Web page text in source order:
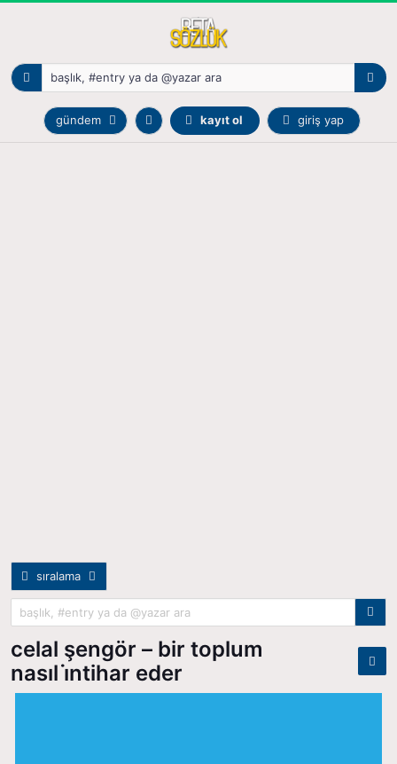
gündem kayıt ol giriş yap
sıralama
celal şengör – bir toplum
nasıl i̇ntihar eder